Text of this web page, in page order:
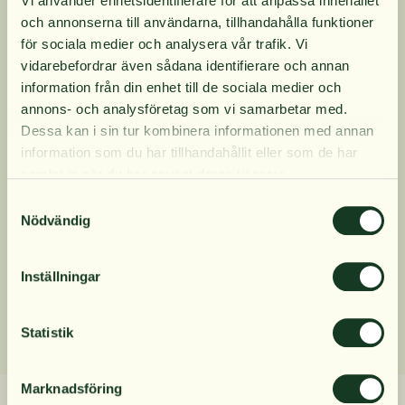
och annonserna till användarna, tillhandahålla funktioner
för sociala medier och analysera vår trafik. Vi
vidarebefordrar även sådana identifierare och annan
information från din enhet till de sociala medier och
annons- och analysföretag som vi samarbetar med.
Dessa kan i sin tur kombinera informationen med annan
information som du har tillhandahållit eller som de har
Nödvändig
Inställningar
Statistik
Marknadsföring
Lumbrokinasenzymet.
Viktigast är att dessa Lumbrokinase-enzymer
ligger i en tidsfördröjd kapsel för att se till att
Lumbrokinase-enzymerna och proteasen
kommer hela vägen i systemet.
Produktinformation
Innehåll
10% rabatt på
din första order
våra nyheter.
läs mer här
. Genom att även fylla i telefonnumret
samtycker du till att ta emot marknadsförings-SMS
endast privatpersoner och nya prenumeranter.